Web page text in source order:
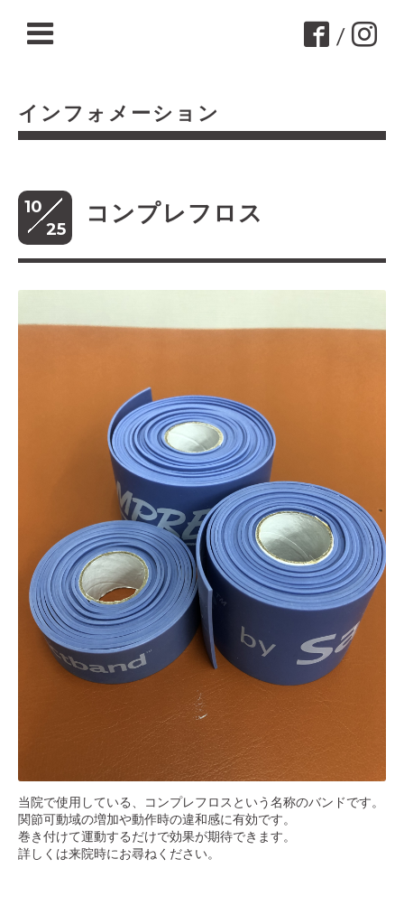
/
インフォメーション
10
25
コンプレフロス
当院で使用している、コンプレフロスという名称のバンドです。
関節可動域の増加や動作時の違和感に有効です。
巻き付けて運動するだけで効果が期待できます。
詳しくは来院時にお尋ねください。